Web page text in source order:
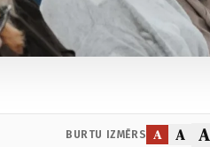
BURTU IZMĒRS A A A